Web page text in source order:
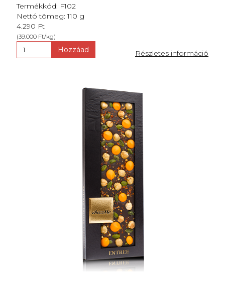
Termékkód: F102
Nettó tömeg: 110 g
4.290 Ft
(39.000 Ft/kg)
Hozzáad Részletes információ